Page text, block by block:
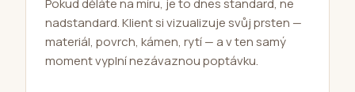
nadstandard. Klient si vizualizuje svůj prsten —
materiál, povrch, kámen, rytí — a v ten samý
moment vyplní nezávaznou poptávku.